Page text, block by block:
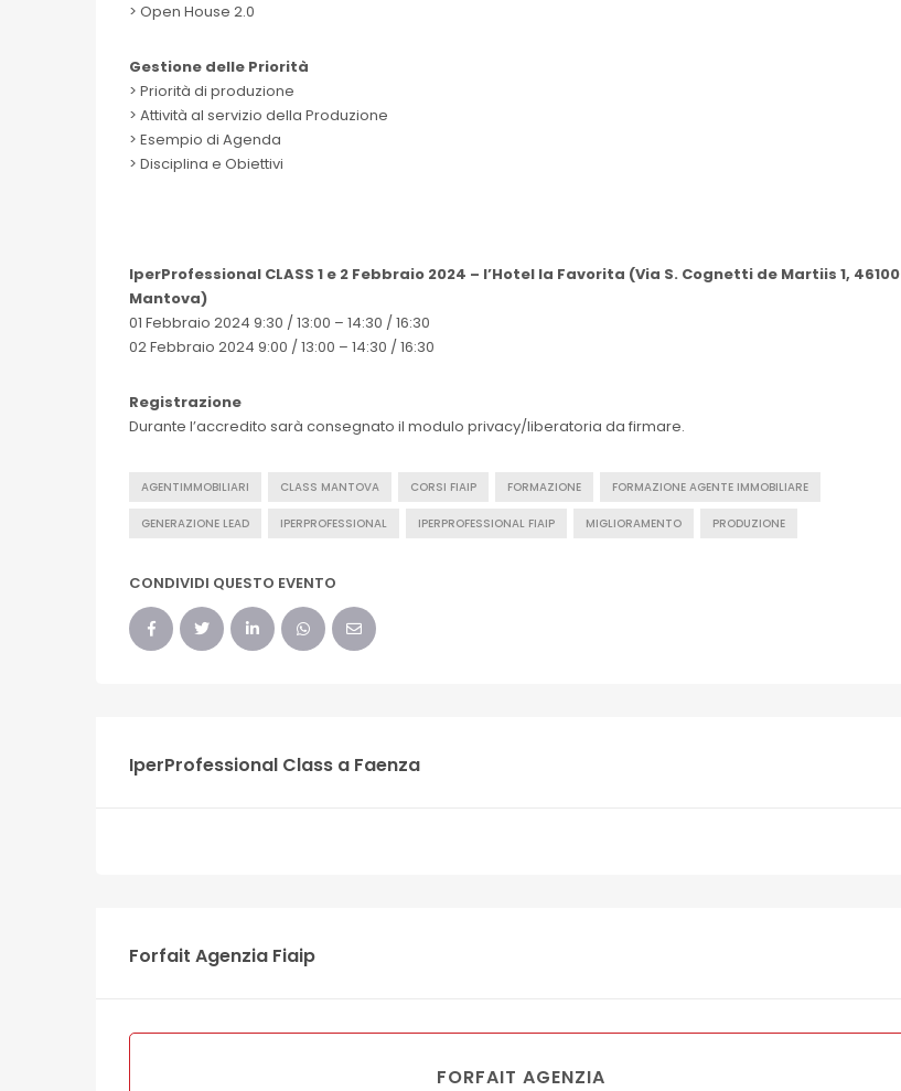
> Open House 2.0
Gestione delle Priorità
> Priorità di produzione
> Attività al servizio della Produzione
> Esempio di Agenda
> Disciplina e Obiettivi
IperProfessional CLASS 1 e 2 Febbraio 2024 – l’Hotel la Favorita (Via S. Cognetti de Martiis 1, 46100
Mantova)
01 Febbraio 2024 9:30 / 13:00 – 14:30 / 16:30
02 Febbraio 2024 9:00 / 13:00 – 14:30 / 16:30
Registrazione
Durante l’accredito sarà consegnato il modulo privacy/liberatoria da firmare.
AGENTIMMOBILIARI CLASS MANTOVA CORSI FIAIP FORMAZIONE FORMAZIONE AGENTE IMMOBILIARE
GENERAZIONE LEAD IPERPROFESSIONAL IPERPROFESSIONAL FIAIP MIGLIORAMENTO PRODUZIONE
CONDIVIDI QUESTO EVENTO
IperProfessional Class a Faenza
Forfait Agenzia Fiaip
FORFAIT AGENZIA